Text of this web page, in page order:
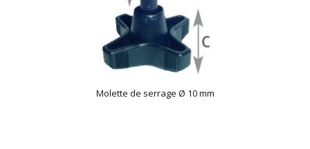
Molette de serrage Ø 10 mm